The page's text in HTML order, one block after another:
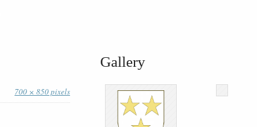
700 × 850 pixels
Gallery